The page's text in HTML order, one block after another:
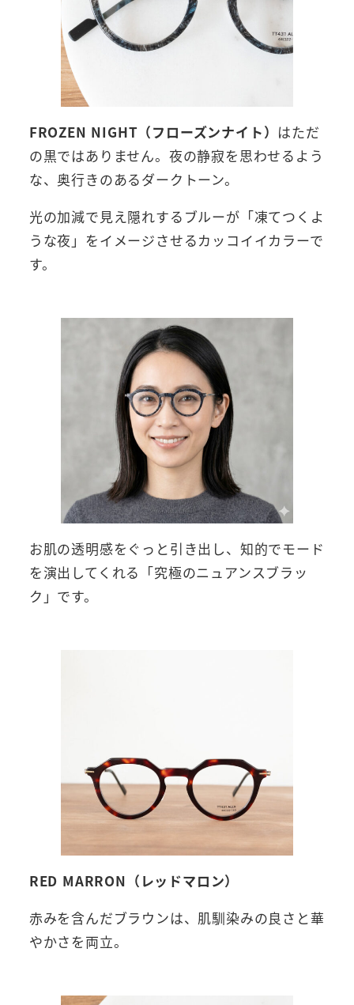
FROZEN NIGHT（フローズンナイト） はただ
の黒ではありません。夜の静寂を思わせるよう
な、奥行きのあるダークトーン。
光の加減で見え隠れするブルーが「凍てつくよ
うな夜」をイメージさせるカッコイイカラーで
す。
お肌の透明感をぐっと引き出し、知的でモード
を演出してくれる「究極のニュアンスブラッ
ク」です。
RED MARRON（レッドマロン）
赤みを含んだブラウンは、肌馴染みの良さと華
やかさを両立。